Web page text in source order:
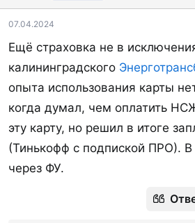
и
:
07.04.2024
Ещё страховка не в
калининградского
опыта использования карты
когда думал, чем оплатить
эту карту, но решил в итоге
(Тинькофф с подпиской ПРО).
через ФУ.